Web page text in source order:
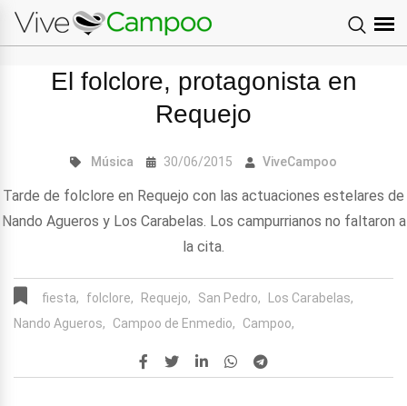
El folclore, protagonista en
Requejo
Música 30/06/2015 ViveCampoo
Tarde de folclore en Requejo con las actuaciones estelares de
Nando Agueros y Los Carabelas. Los campurrianos no faltaron a
la cita.
fiesta, folclore, Requejo, San Pedro,
Los Carabelas,
Nando Agueros,
Campoo de Enmedio, Campoo,